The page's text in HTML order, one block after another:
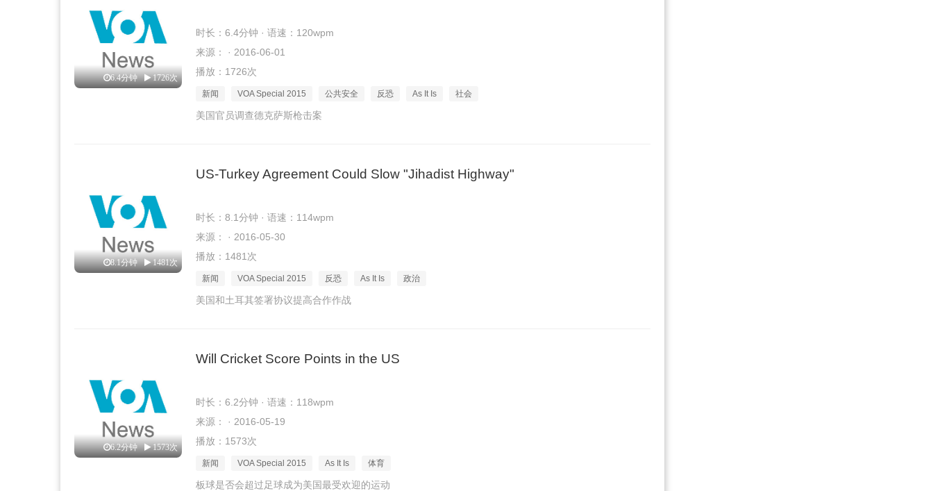
6.4分钟 1726次
时长：6.4分钟 · 语速：120wpm
来源： · 2016-06-01
播放：1726次
新闻 VOA Special 2015 公共安全 反恐 As It Is 社会
美国官员调查德克萨斯枪击案
8.1分钟 1481次
US-Turkey Agreement Could Slow "Jihadist Highway"
时长：8.1分钟 · 语速：114wpm
来源： · 2016-05-30
播放：1481次
新闻 VOA Special 2015 反恐 As It Is 政治
美国和土耳其签署协议提高合作作战
6.2分钟 1573次
Will Cricket Score Points in the US
时长：6.2分钟 · 语速：118wpm
来源： · 2016-05-19
播放：1573次
新闻 VOA Special 2015 As It Is 体育
板球是否会超过足球成为美国最受欢迎的运动